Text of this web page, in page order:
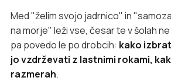
Med "želim svojo jadrnico" in
na morje" leži vse, česar te v šolah
pa povedo le po drobcih: kako
jo vzdrževati z lastnimi rokami,
razmerah.